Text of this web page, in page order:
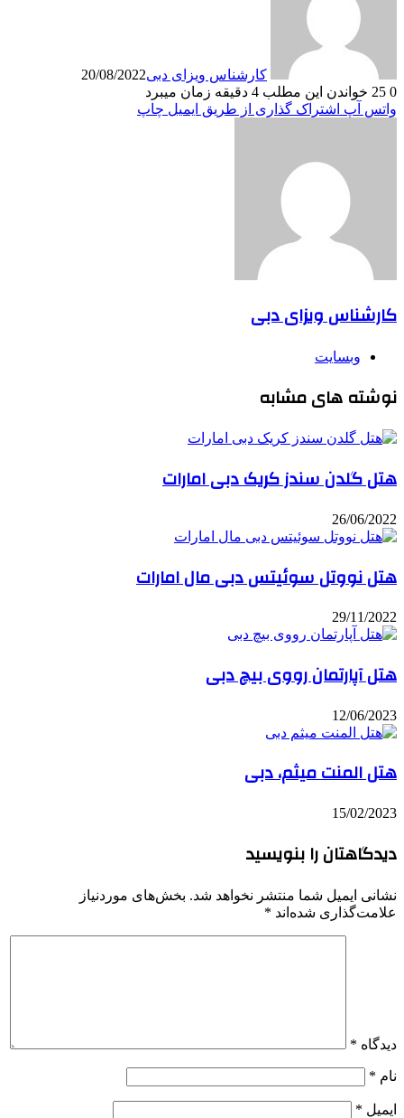
کارشناس ویزای دبی20/08/2022
0
خواندن این مطلب 4 دقیقه زمان میبرد
واتس آپ اشتراک گذاری از طریق ایمیل چاپ
کارشناس ویزای دبی
وبسایت
نوشته های مشابه
هتل گلدن سندز کریک دبی امارات
26/06/2022
هتل نووتل سوئیتس دبی مال امارات
29/11/2022
هتل آپارتمان رووی بیچ دبی
12/06/2023
هتل المنت میثم، دبی
15/02/2023
دیدگاهتان را بنویسید
نشانی ایمیل شما منتشر نخواهد شد. بخش‌های موردنیاز
علامت‌گذاری شده‌اند *
دیدگاه *
نام *
ایمیل *